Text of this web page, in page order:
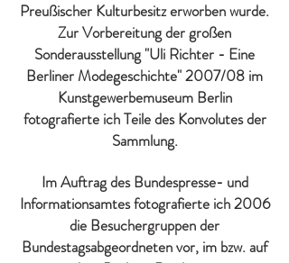
Preußischer Kulturbesitz erworben wurde.
Zur Vorbereitung der großen
Sonderausstellung "Uli Richter - Eine
Berliner Modegeschichte" 2007/08 im
Kunstgewerbemuseum Berlin
fotografierte ich Teile des Konvolutes der
Sammlung.
Im Auftrag des Bundespresse- und
Informationsamtes fotografierte ich 2006
die Besuchergruppen der
Bundestagsabgeordneten vor, im bzw. auf